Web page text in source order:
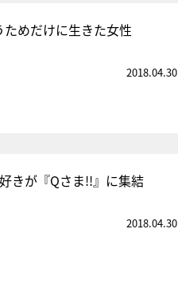
めだけに生きた女性
2018.04.30
きが『Qさま!!』に集結
2018.04.30